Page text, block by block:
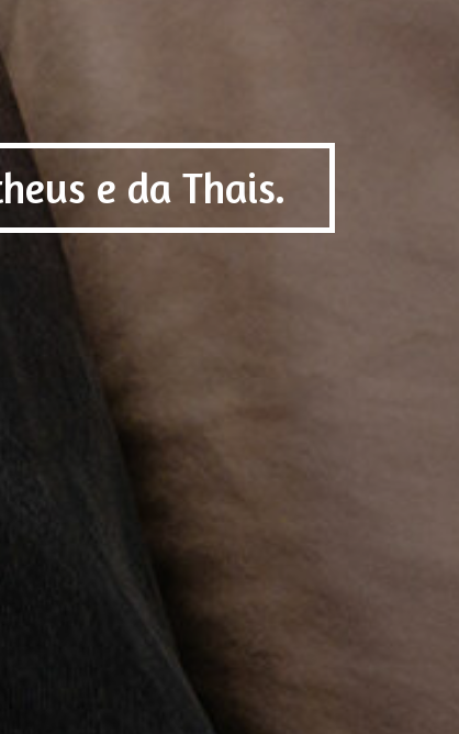
e da Thais.